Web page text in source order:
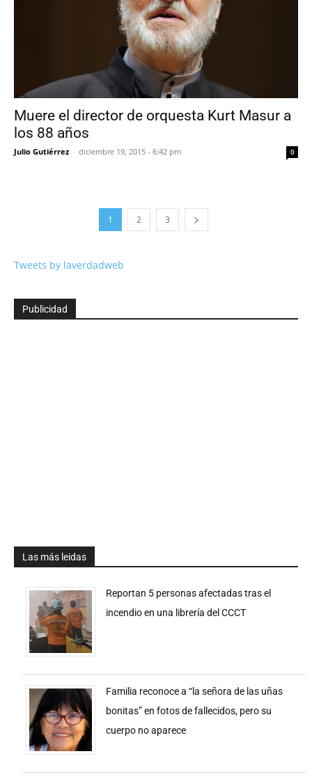
Muere el director de orquesta Kurt Masur a
los 88 años
Julio Gutiérrez - diciembre 19, 2015 - 6:42 pm 0
1 2 3
Tweets by laverdadweb
Publicidad
Las más leidas
Reportan 5 personas afectadas tras el
incendio en una librería del CCCT
Familia reconoce a “la señora de las uñas
bonitas” en fotos de fallecidos, pero su
cuerpo no aparece